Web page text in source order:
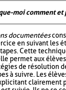
moi comment
documentées
en suivant les
Cette
permet aux
de résolution
à suivre. Les
clairement